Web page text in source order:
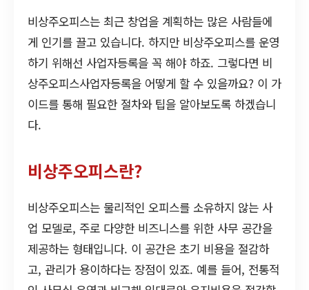
비상주오피스는 최근 창업을 계획하는 많은 사람들에
게 인기를 끌고 있습니다. 하지만 비상주오피스를 운영
하기 위해선 사업자등록을 꼭 해야 하죠. 그렇다면 비
상주오피스사업자등록을 어떻게 할 수 있을까요? 이 가
이드를 통해 필요한 절차와 팁을 알아보도록 하겠습니
다.
비상주오피스란?
비상주오피스는 물리적인 오피스를 소유하지 않는 사
업 모델로, 주로 다양한 비즈니스를 위한 사무 공간을
제공하는 형태입니다. 이 공간은 초기 비용을 절감하
고, 관리가 용이하다는 장점이 있죠. 예를 들어, 전통적